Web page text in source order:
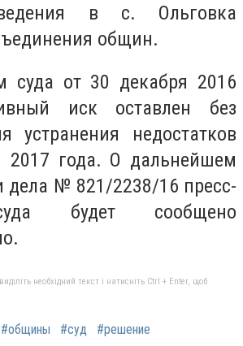
в с. Ольговка
общин.
суда от 30 декабря 2016
иск оставлен без
устранения недостатков
2017 года. О дальнейшем
дела № 821/2238/16 пресс-
будет сообщено
необхідний текст і натисніть Ctrl + Enter, щоб
#общины #суд #решение